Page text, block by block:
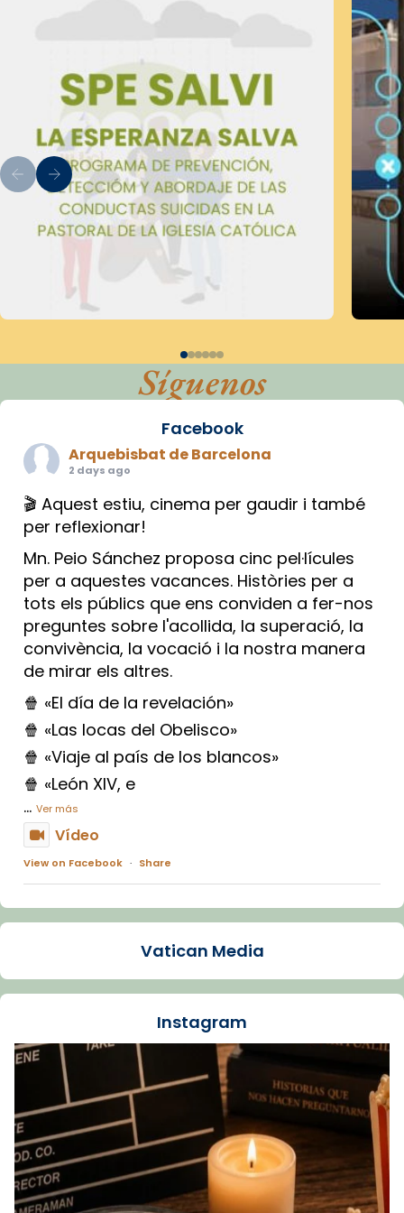
Síguenos
Facebook
Arquebisbat de Barcelona
2 days ago
🎬 Aquest estiu, cinema per gaudir i també
per reflexionar!
Mn. Peio Sánchez proposa cinc pel·lícules
per a aquestes vacances. Històries per a
tots els públics que ens conviden a fer-nos
preguntes sobre l'acollida, la superació, la
convivència, la vocació i la nostra manera
de mirar els altres.
🍿 «El día de la revelación»
🍿 «Las locas del Obelisco»
🍿 «Viaje al país de los blancos»
🍿 «León XIV, e
... Ver más
Vídeo
View on Facebook · Share
Arquebisbat de Barcelona
La Carmina va patir depressió. Fa gairebé
dos mesos, a l'Estadi Lluís Companys, la
Recupera l'entrevista comp
Vatican
tican News 👇
www.vaticannews.va/es/iglesia/news/2026-
07/carmina-historia-depresion-papa-viaje-
espana-testimoni...
Foto
Vatican Media
Instagram